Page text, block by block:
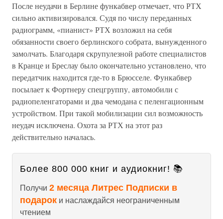
После неудачи в Берлине функабвер отмечает, что РТХ
сильно активизировался. Судя по числу переданных
радиограмм, «пианист» РТХ возложил на себя
обязанности своего берлинского собрата, вынужденного
замолчать. Благодаря скрупулезной работе специалистов
в Кранце и Бреслау было окончательно установлено, что
передатчик находится где-то в Брюсселе. Функабвер
посылает к Фортнеру спецгруппу, автомобили с
радиопеленгаторами и два чемодана с пеленгационным
устройством. При такой мобилизации сил возможность
неудач исключена. Охота за РТХ на этот раз
действительно началась.
Более 800 000 книг и аудиокниг! 📚
Получи 2 месяца Литрес Подписки в
подарок и наслаждайся неограниченным
чтением